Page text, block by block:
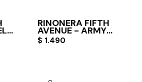
RIÑONERA FIFTH
AVENUE - ARMY
GREEN
$ 1.490